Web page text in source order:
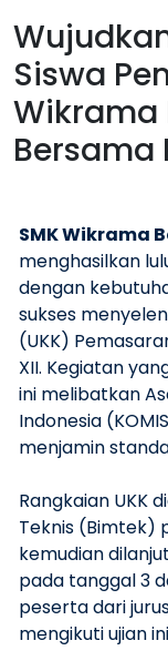
Siswa
Wikrama
Bersama
SMK Wikrama
menghasilkan
dengan
sukses
(UKK)
XII. Kegiatan
ini melibatkan
Indonesia
menjamin
Rangkaian UKK
Teknis (Bimtek)
kemudian
pada tanggal 3
peserta dari
mengikuti ujian